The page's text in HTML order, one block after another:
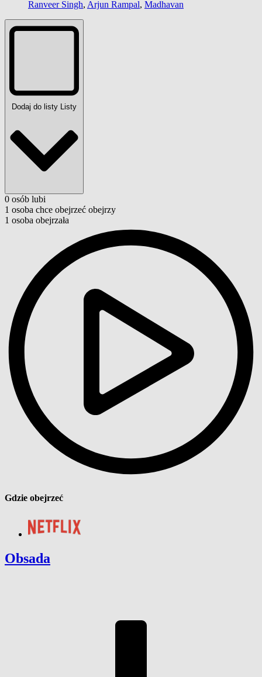
Ranveer Singh, Arjun Rampal, Madhavan
Dodaj do listy Listy
0 osób lubi
1 osoba chce obejrzeć obejrzy
1 osoba obejrzała
Gdzie obejrzeć
Obsada